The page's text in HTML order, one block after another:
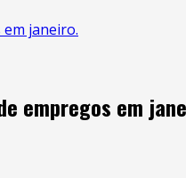
janeiro.
empregos em